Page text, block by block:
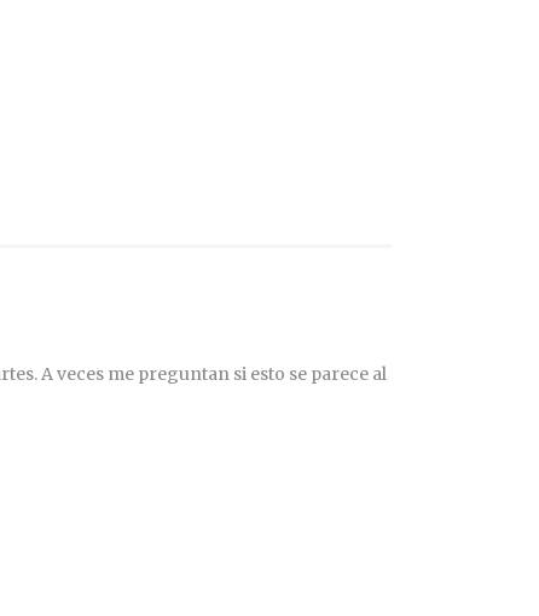
A veces me preguntan si esto se parece al